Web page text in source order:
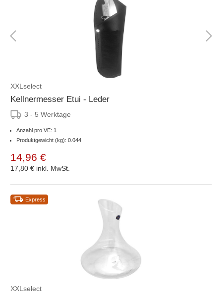
XXLselect
Kellnermesser Etui - Leder
3 - 5 Werktage
Anzahl pro VE: 1
Produktgewicht (kg): 0.044
14,96 €
17,80 € inkl. MwSt.
Express
XXLselect